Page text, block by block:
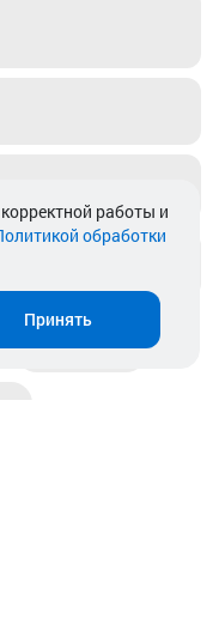
Магазины
работы и
обработки
Принять